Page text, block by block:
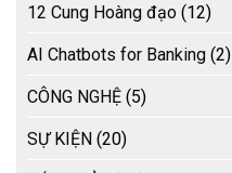
12 Cung Hoàng đạo (12)
AI Chatbots for Banking (2)
CÔNG NGHỆ (5)
SỰ KIỆN (20)